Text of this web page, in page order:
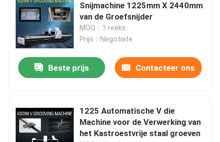
Snijmachine 1225mm X 2440mm
van de Groefsnijder
MOQ：1 reeks
Prijs：Negotiate
Beste prijs Contacteer ons
1225 Automatische V die
Machine voor de Verwerking van
het Kastroestvrije staal groeven